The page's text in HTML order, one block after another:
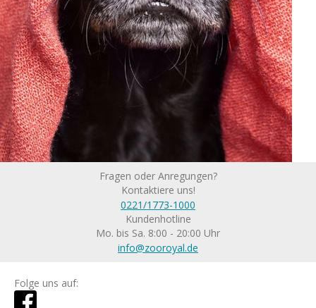
Fragen oder Anregungen?
Kontaktiere uns!
0221/1773-1000
Kundenhotline
Mo. bis Sa. 8:00 - 20:00 Uhr
info@zooroyal.de
Folge uns auf: